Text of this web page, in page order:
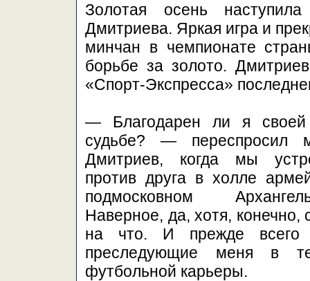
Золотая осень
Дмитриева. Яркая игра и
минчан в чемпионате
борьбе за золото.
«Спорт-Экспресса»
— Благодарен ли я своей
судьбе? — переспросил
Дмитриев, когда мы
против друга в холле
подмосковном
Наверное, да, хотя, конечно,
на что. И прежде всего
преследующие меня в
футбольной карьеры.